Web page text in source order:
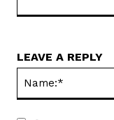
LEAVE A REPLY